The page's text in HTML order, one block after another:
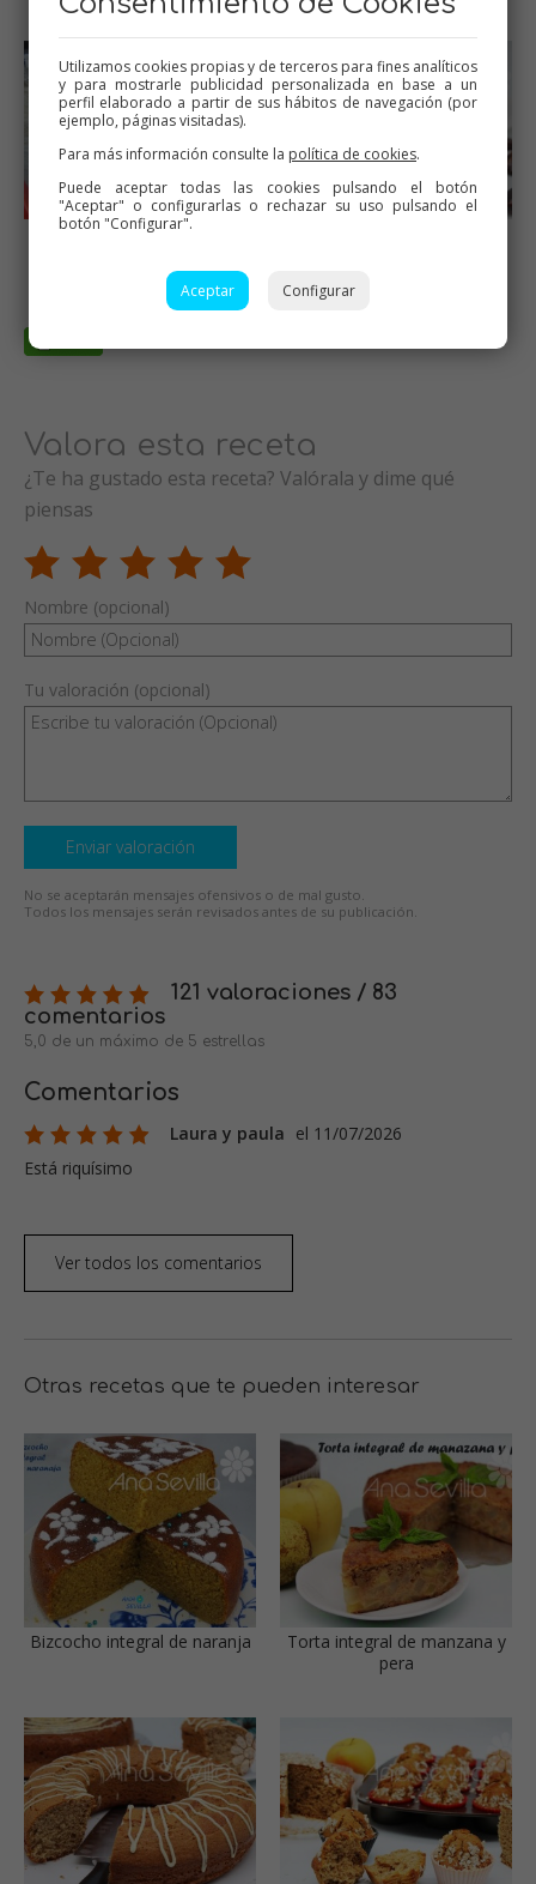
engrasado
Desmoldar
Valora esta receta
¿Te ha gustado esta receta? Valórala y dime qué
piensas
Nombre (opcional)
Tu valoración (opcional)
Enviar valoración
No se aceptarán mensajes ofensivos o de mal gusto.
Todos los mensajes serán revisados antes de su publicación.
121 valoraciones / 83
comentarios
5,0 de un máximo de 5 estrellas
Comentarios
Laura y paula el 11/07/2026
Está riquísimo
Ver todos los comentarios
Otras recetas que te pueden interesar
Bizcocho integral de naranja
Torta integral de manzana y
pera
Utilizamos cookies propias y de terceros para fines analíticos
y para mostrarle publicidad personalizada en base a un
perfil elaborado a partir de sus hábitos de navegación (por
ejemplo, páginas visitadas).
Para más información consulte la política de cookies.
Puede aceptar todas las cookies pulsando el botón
"Aceptar" o configurarlas o rechazar su uso pulsando el
botón "Configurar".
Aceptar Configurar